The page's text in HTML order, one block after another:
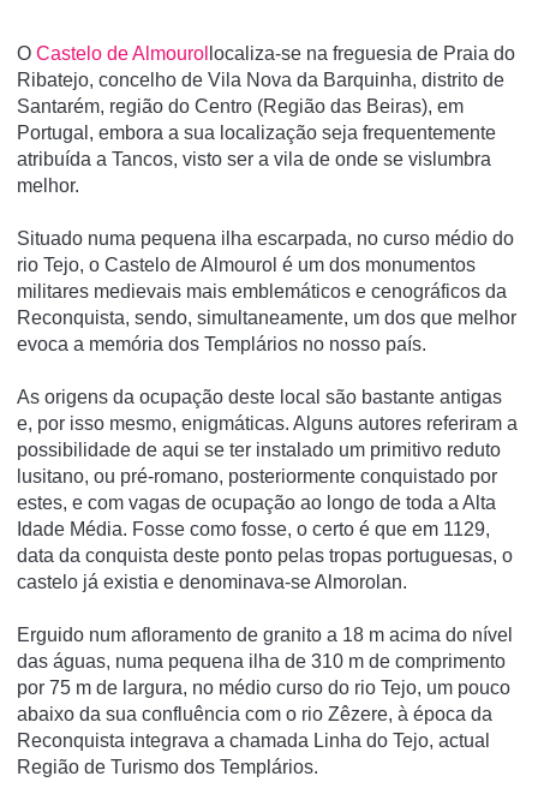
O Castelo de Almourol localiza-se na freguesia de Praia do
Ribatejo, concelho de Vila Nova da Barquinha, distrito de
Santarém, região do Centro (Região das Beiras), em
Portugal, embora a sua localização seja frequentemente
atribuí­da a Tancos, visto ser a vila de onde se vislumbra
melhor.
Situado numa pequena ilha escarpada, no curso médio do
rio Tejo, o Castelo de Almourol é um dos monumentos
militares medievais mais emblemáticos e cenográficos da
Reconquista, sendo, simultaneamente, um dos que melhor
evoca a memória dos Templários no nosso país.
As origens da ocupação deste local são bastante antigas
e, por isso mesmo, enigmáticas. Alguns autores referiram a
possibilidade de aqui se ter instalado um primitivo reduto
lusitano, ou pré-romano, posteriormente conquistado por
estes, e com vagas de ocupação ao longo de toda a Alta
Idade Média. Fosse como fosse, o certo é que em 1129,
data da conquista deste ponto pelas tropas portuguesas, o
castelo já existia e denominava-se Almorolan.
Erguido num afloramento de granito a 18 m acima do ní­vel
das águas, numa pequena ilha de 310 m de comprimento
por 75 m de largura, no médio curso do rio Tejo, um pouco
abaixo da sua confluência com o rio Zêzere, à época da
Reconquista integrava a chamada Linha do Tejo, actual
Região de Turismo dos Templários.